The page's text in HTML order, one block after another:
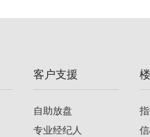
03/08/2026
客户支援
自助放盘
专业经纪人